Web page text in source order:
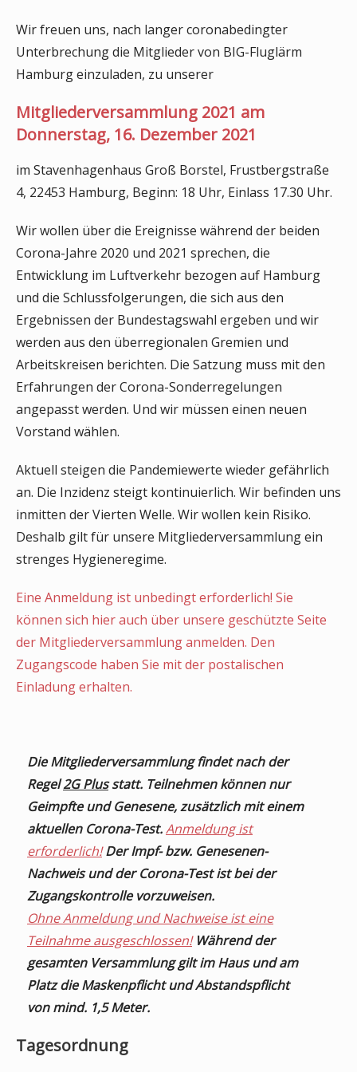
Wir freuen uns, nach langer coronabedingter
Unterbrechung die Mitglieder von BIG-Fluglärm
Hamburg einzuladen, zu unserer
Mitgliederversammlung 2021 am
Donnerstag, 16. Dezember 2021
im Stavenhagenhaus Groß Borstel, Frustbergstraße
4, 22453 Hamburg, Beginn: 18 Uhr, Einlass 17.30 Uhr.
Wir wollen über die Ereignisse während der beiden
Corona-Jahre 2020 und 2021 sprechen, die
Entwicklung im Luftverkehr bezogen auf Hamburg
und die Schlussfolgerungen, die sich aus den
Ergebnissen der Bundestagswahl ergeben und wir
werden aus den überregionalen Gremien und
Arbeitskreisen berichten. Die Satzung muss mit den
Erfahrungen der Corona-Sonderregelungen
angepasst werden. Und wir müssen einen neuen
Vorstand wählen.
Aktuell steigen die Pandemiewerte wieder gefährlich
an. Die Inzidenz steigt kontinuierlich. Wir befinden uns
inmitten der Vierten Welle. Wir wollen kein Risiko.
Deshalb gilt für unsere Mitgliederversammlung ein
strenges Hygieneregime.
Eine Anmeldung ist unbedingt erforderlich! Sie
können sich hier auch über unsere geschützte Seite
der Mitgliederversammlung anmelden. Den
Zugangscode haben Sie mit der postalischen
Einladung erhalten.
Die Mitgliederversammlung findet nach der
Regel2G Plusstatt. Teilnehmen können nur
Geimpfte und Genesene, zusätzlich mit einem
aktuellen Corona-Test.Anmeldung ist
erforderlich! Der Impf- bzw. Genesenen-
Nachweis und der Corona-Test ist bei der
Zugangskontrolle vorzuweisen.
Ohne Anmeldung und Nachweise ist eine
Teilnahme ausgeschlossen! Während der
gesamten Versammlung gilt im Haus und am
Platz die Maskenpflicht und Abstandspflicht
von mind. 1,5 Meter.
Tagesordnung